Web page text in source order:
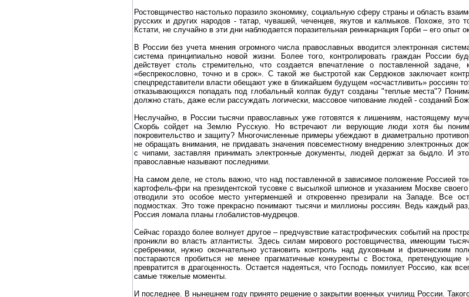
Ростовщичество настолько поразило экономику, социальную сферу страны и область
русских и других народов - татар, чувашей, чеченцев, якутов и калмыков. Похоже, это
Кстати, не случайно в эти дни наблюдается поразительная реинкарнация Горби – его опыт
В России без учета мнения огромного числа православных вводится электронная
система принципиально новой жизни. Более того, контролировать граждан России
действует столь стремительно, что создается впечатление о поставленной
«беспрекословно, точно и в срок». С такой же быстротой как Сердюков заключает
спецпредставители власти обещают уже в ближайшем будущем «осчастливить» россиян
отказывающихся попадать под глобальный колпак будут созданы "теплые места"?
должно стать, даже если рассуждать логически, массовое чипование людей - созданий
Неслучайно, в России тысячи православных уже готовятся к лишениям, настоящему
Скорбь сойдет на Землю Русскую. Но встречают ли верующие люди хотя бы
покровительство и защиту? Многочисленные примеры убеждают в диаметрально
не обращать внимания, не придавать значения повсеместному внедрению электронных
с чипами, заставляя принимать электронные документы, людей держат за быдло. И
православные называют последними.
На самом деле, не столь важно, что над поставленной в зависимое положение Россией
картофель-фри на президентской тусовке с высылкой шпионов и указанием Москве
отводили это особое место унтерменшей и откровенно презирали на Западе. Все
подмостках. Это тоже прекрасно понимают тысячи и миллионы россиян. Ведь каждый
Россия ломала планы глобалистов-мудрецов.
Сейчас гораздо более волнует другое – предчувствие катастрофических событий на
проникли во власть атлантисты. Здесь силам мирового ростовщичества, имеющим
сребреники, нужно окончательно установить контроль над духовным и физическим
постараются пробиться не менее прагматичные конкуренты с Востока,
превратится в драгоценность. Остается надеяться, что Господь помилует Россию, как
самые тяжелые моменты.
И последнее. В нынешнем году принято решение о закрытии военных училищ России.